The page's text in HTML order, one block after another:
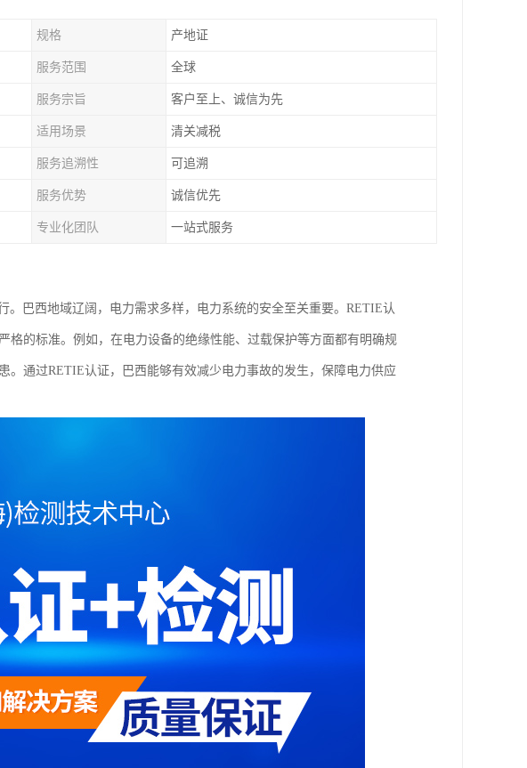
规格 产地证
服务范围 全球
服务宗旨 客户至上、诚信为先
适用场景 清关减税
服务追溯性 可追溯
服务优势 诚信优先
专业化团队 一站式服务
巴西地域辽阔，电力需求多样，电力系统的安全至关重要。RETIE认
格的标准。例如，在电力设备的绝缘性能、过载保护等方面都有明确规
。通过RETIE认证，巴西能够有效减少电力事故的发生，保障电力供应